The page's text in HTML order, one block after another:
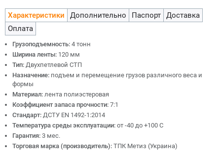
Характеристики Дополнительно Паспорт
Доставка
Оплата
Грузоподъемность: 4 тонн
Ширина ленты: 120 мм
Тип: Двухпетлевой СТП
Назначение: подъем и перемещение грузов различного веса и
формы
Материал: лента полиэстеровая
Коэффициент запаса прочности: 7:1
Стандарт: ДСТУ EN 1492-1:2014
Температура среды эксплуатации: от -40 до +100 С
Гарантия: 3 мес.
Торговая марка (производитель): ТПК Метиз (Украина)